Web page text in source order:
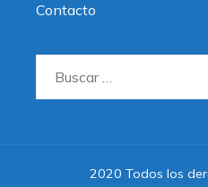
Contacto
2020 Todos los